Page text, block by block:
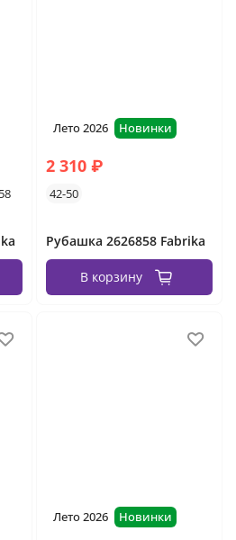
58
Лето 2026 Новинки
2 310 ₽
42-50
Рубашка 2626858 Fabrika
В корзину
Лето 2026 Новинки